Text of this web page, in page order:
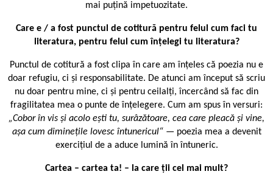
mai puțină impetuozitate.
Care e / a fost punctul de cotitură pentru felul cum faci tu
literatura, pentru felul cum înțelegi tu literatura?
Punctul de cotitură a fost clipa în care am înțeles că poezia nu e
doar refugiu, ci și responsabilitate. De atunci am început să scriu
nu doar pentru mine, ci și pentru ceilalți, încercând să fac din
fragilitatea mea o punte de înțelegere. Cum am spus în versuri:
„Cobor în vis şi acolo eşti tu, surâzătoare, cea care pleacă şi vine,
aşa cum dimineţile lovesc întunericul“ — poezia mea a devenit
exercițiul de a aduce lumină în întuneric.
Cartea – cartea ta! – la care ții cel mai mult?